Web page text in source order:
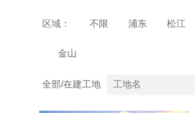
区域： 不限 浦东 松江
金山
全部/在建工地